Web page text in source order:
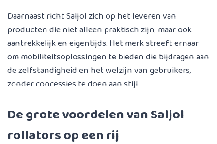
Daarnaast richt Saljol zich op het leveren van
producten die niet alleen praktisch zijn, maar ook
aantrekkelijk en eigentijds. Het merk streeft ernaar
om mobiliteitsoplossingen te bieden die bijdragen aan
de zelfstandigheid en het welzijn van gebruikers,
zonder concessies te doen aan stijl.
De grote voordelen van Saljol
rollators op een rij